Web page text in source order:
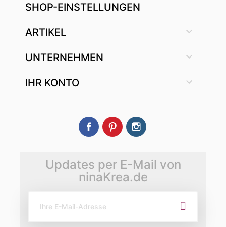
SHOP-EINSTELLUNGEN
ARTIKEL 
UNTERNEHMEN 
IHR KONTO 
FacebookPinterest
Updates per E-Mail von
ninaKrea.de